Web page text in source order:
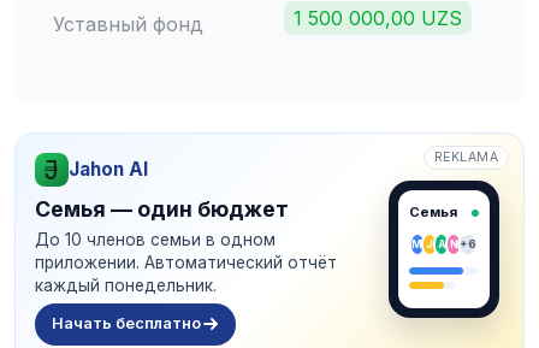
Уставный фонд 1 500 000,00 UZS
REKLAMA
Jahon AI
Семья — один бюджет
До 10 членов семьи в одном
приложении. Автоматический отчёт
каждый понедельник.
Начать бесплатно
Семья
M J A N+6